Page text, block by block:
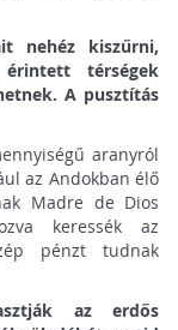
nehéz kiszűrni,
térségek
A pusztítás
aranyról
az Andokban élő
Madre de Dios
keressék az
pénzt tudnak
az erdős